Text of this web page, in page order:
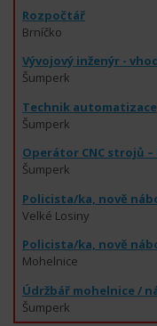
Rozpočtář
Brníčko
Vývojový inženýr -
Šumperk
Technik automatizace
Šumperk
Operátor CNC strojů
Šumperk
Velké Losiny
Mohelnice
Údržbář mohelnice /
Šumperk